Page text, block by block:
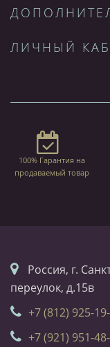
ЛИЧНЫЙ
100% Гарантия на
продаваемый товар
Россия, г.
переулок, д.15в
+7 (812) 925-
+7 (921) 951-